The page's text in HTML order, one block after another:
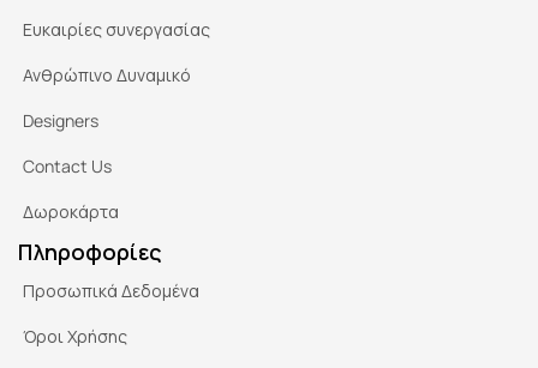
Ευκαιρίες συνεργασίας
Ανθρώπινο Δυναμικό
Designers
Contact Us
Δωροκάρτα
Πληροφορίες
Προσωπικά Δεδομένα
Όροι Χρήσης